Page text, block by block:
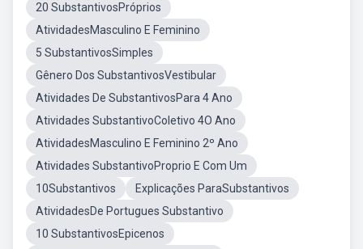
20 SubstantivosPróprios
AtividadesMasculino E Feminino
5 SubstantivosSimples
Gênero Dos SubstantivosVestibular
Atividades De SubstantivosPara 4 Ano
Atividades SubstantivoColetivo 4O Ano
AtividadesMasculino E Feminino 2º Ano
Atividades SubstantivoProprio E Com Um
10Substantivos
Explicações ParaSubstantivos
AtividadesDe Portugues Substantivo
10 SubstantivosEpicenos